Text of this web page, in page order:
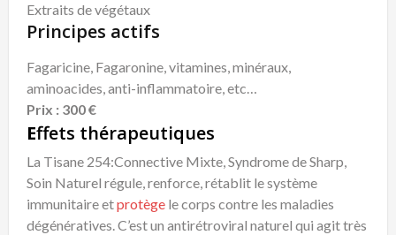
Extraits de végétaux
Principes actifs
Fagaricine, Fagaronine, vitamines, minéraux,
aminoacides, anti-inflammatoire, etc…
Prix : 300 €
Effets thérapeutiques
La Tisane 254:Connective Mixte, Syndrome de Sharp,
Soin Naturel régule, renforce, rétablit le système
immunitaire etprotège le corps contre les maladies
dégénératives. C’est un antirétroviral naturel qui agit très